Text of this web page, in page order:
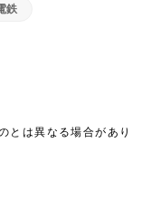
鉄
とは異なる場合があり